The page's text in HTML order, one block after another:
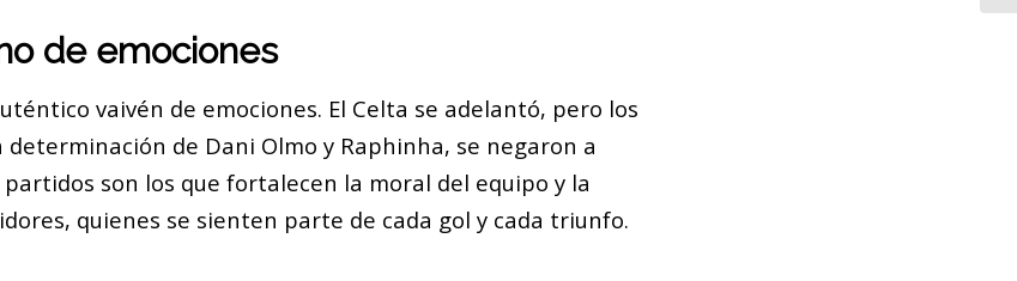
de emociones
vaivén de emociones. El Celta se adelantó, pero los
determinación de Dani Olmo y Raphinha, se negaron a
son los que fortalecen la moral del equipo y la
quienes se sienten parte de cada gol y cada triunfo.